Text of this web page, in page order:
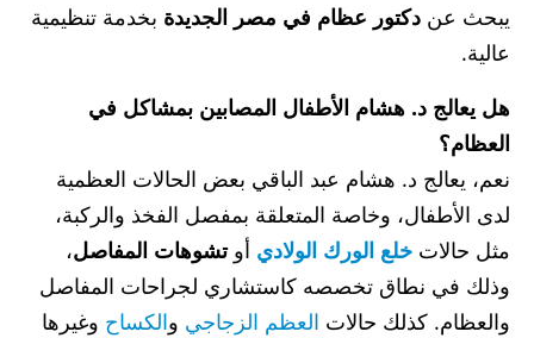
يبحث عن دكتور عظام في مصر الجديدة بخدمة تنظيمية
عالية.
هل يعالج د. هشام الأطفال المصابين بمشاكل في
العظام؟
نعم، يعالج د. هشام عبد الباقي بعض الحالات العظمية
لدى الأطفال، وخاصة المتعلقة بمفصل الفخذ والركبة،
مثل حالات خلع الورك الولادي أوتشوهات المفاصل،
وذلك في نطاق تخصصه كاستشاري لجراحات المفاصل
والعظام. كذلك حالات العظم الزجاجي والكساح وغيرها